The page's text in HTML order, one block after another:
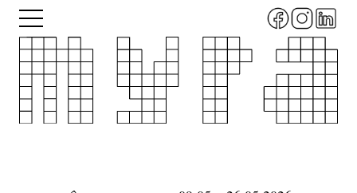
Aller
contenu
principal
Menu